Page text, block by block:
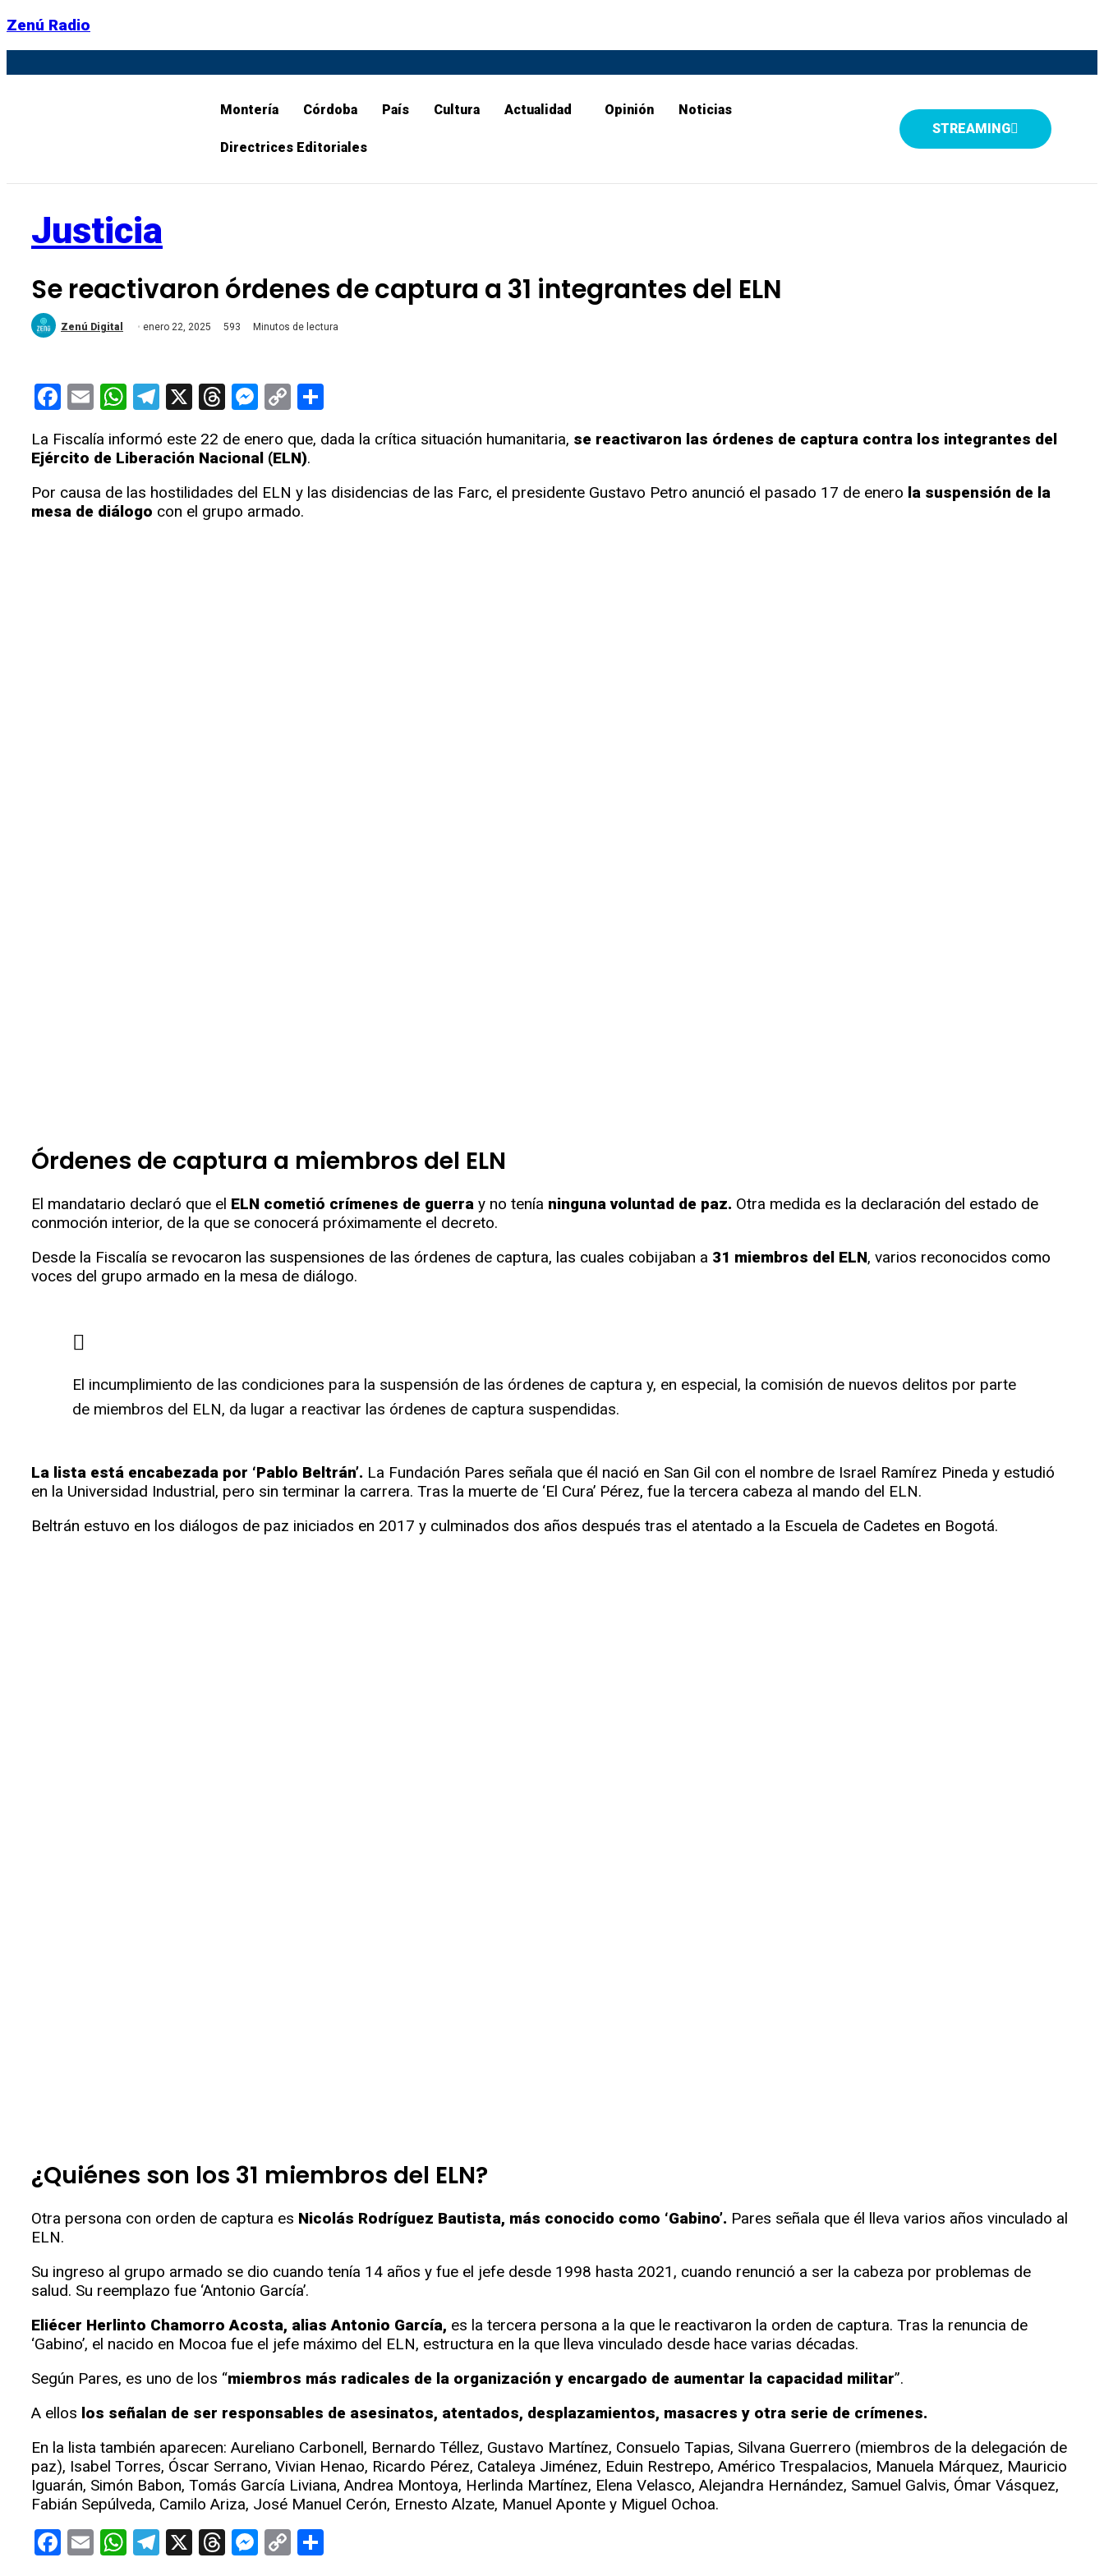
Zenú Radio
Montería Córdoba País Cultura Actualidad Opinión Noticias
Directrices Editoriales
STREAMING
Justicia
Se reactivaron órdenes de captura a 31 integrantes del ELN
Zenú Digital enero 22, 2025 593 Minutos de lectura
Facebook
EmailWhatsApp
Telegram
X Threads
Messenger
Copy
La Fiscalía informó este 22 de enero que, dada la crítica situación humanitaria, se reactivaron las órdenes de captura contra los integrantes del
Ejército de Liberación Nacional (ELN).
Por causa de las hostilidades del ELN y las disidencias de las Farc, el presidente Gustavo Petro anunció el pasado 17 de enero la suspensión de la
mesa de diálogo con el grupo armado.
Órdenes de captura a miembros del ELN
El mandatario declaró que el ELN cometió crímenes de guerra y no tenía ninguna voluntad de paz. Otra medida es la declaración del estado de
conmoción interior, de la que se conocerá próximamente el decreto.
Desde la Fiscalía se revocaron las suspensiones de las órdenes de captura, las cuales cobijaban a 31 miembros del ELN, varios reconocidos como
voces del grupo armado en la mesa de diálogo.
El incumplimiento de las condiciones para la suspensión de las órdenes de captura y, en especial, la comisión de nuevos delitos por parte
de miembros del ELN, da lugar a reactivar las órdenes de captura suspendidas.
La lista está encabezada por ‘Pablo Beltrán’. La Fundación Pares señala que él nació en San Gil con el nombre de Israel Ramírez Pineda y estudió
en la Universidad Industrial, pero sin terminar la carrera. Tras la muerte de ‘El Cura’ Pérez, fue la tercera cabeza al mando del ELN.
Beltrán estuvo en los diálogos de paz iniciados en 2017 y culminados dos años después tras el atentado a la Escuela de Cadetes en Bogotá.
¿Quiénes son los 31 miembros del ELN?
Otra persona con orden de captura es Nicolás Rodríguez Bautista, más conocido como ‘Gabino’. Pares señala que él lleva varios años vinculado al
ELN.
Su ingreso al grupo armado se dio cuando tenía 14 años y fue el jefe desde 1998 hasta 2021, cuando renunció a ser la cabeza por problemas de
salud. Su reemplazo fue ‘Antonio García’.
Eliécer Herlinto Chamorro Acosta, alias Antonio García, es la tercera persona a la que le reactivaron la orden de captura. Tras la renuncia de
‘Gabino’, el nacido en Mocoa fue el jefe máximo del ELN, estructura en la que lleva vinculado desde hace varias décadas.
Según Pares, es uno de los “miembros más radicales de la organización y encargado de aumentar la capacidad militar”.
A ellos los señalan de ser responsables de asesinatos, atentados, desplazamientos, masacres y otra serie de crímenes.
En la lista también aparecen: Aureliano Carbonell, Bernardo Téllez, Gustavo Martínez, Consuelo Tapias, Silvana Guerrero (miembros de la delegación de
paz), Isabel Torres, Óscar Serrano, Vivian Henao, Ricardo Pérez, Cataleya Jiménez, Eduin Restrepo, Américo Trespalacios, Manuela Márquez, Mauricio
Iguarán, Simón Babon, Tomás García Liviana, Andrea Montoya, Herlinda Martínez, Elena Velasco, Alejandra Hernández, Samuel Galvis, Ómar Vásquez,
Fabián Sepúlveda, Camilo Ariza, José Manuel Cerón, Ernesto Alzate, Manuel Aponte y Miguel Ochoa.
Facebook
EmailWhatsApp
Telegram
X Threads
Messenger
Copy